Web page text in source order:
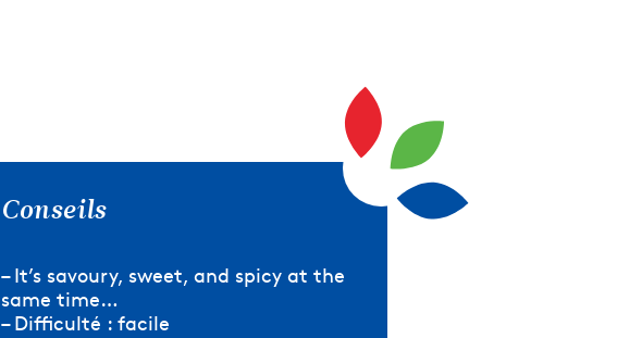
Conseils
– It’s savoury, sweet, and spicy at the
same time…
– Difficulté : facile